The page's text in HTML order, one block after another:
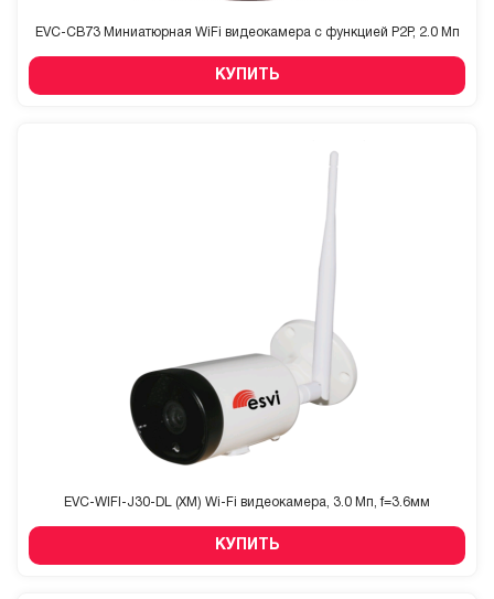
EVC-CB73 Миниатюрная WiFi видеокамера с функцией P2P, 2.0 Мп
КУПИТЬ
EVC-WIFI-J30-DL (XM) Wi-Fi видеокамера, 3.0 Мп, f=3.6мм
КУПИТЬ